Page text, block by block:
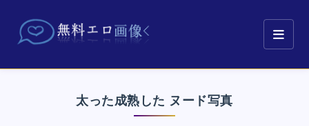
太った成熟した ヌード写真